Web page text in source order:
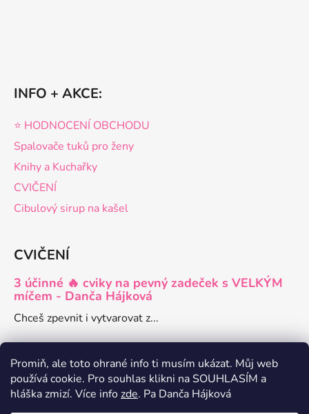
Promiň, ale toto ohrané info ti musím ukázat. Můj web
používá cookie. Pro souhlas klikni na SOUHLASÍM a
hláška zmizí. Více infozde. Pa Danča Hájková
INFO + AKCE:
⭐️ HODNOCENÍ OBCHODU
Spalovače tuků pro ženy
Knihy a Kuchařky
CVIČENÍ
Cibulový sirup na kašel
CVIČENÍ
3 účinné 🔥 cviky na pevný zadeček s VELKÝM
míčem - Danča Hájková
Chceš zpevnit i vytvarovat z...
Danča členství pro ženy
Zdravé recepty a články o hubnutí